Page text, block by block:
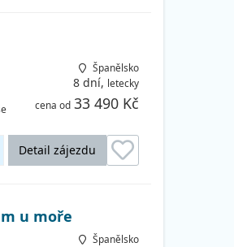
Španělsko
8 dní, letecky
cena od 33 490 Kč
Detail zájezdu
u moře
Španělsko